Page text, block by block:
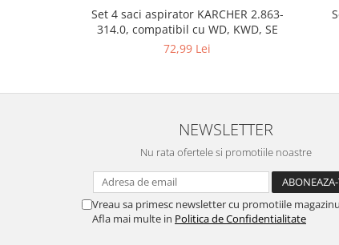
Accesorii aparate hair styling
Aparate & Accesorii ingrijire
Jucarii, Copii & Bebe
Camera copilului
Set 4 saci aspirator KARCHER 2.863-
314.0, compatibil cu WD, KWD, SE
72,99 Lei
NEWSLETTER
Nu rata ofertele si promotiile noastre
Vreau sa primesc newsletter cu promotiile
Afla mai multe in Politica de Confidentialitate